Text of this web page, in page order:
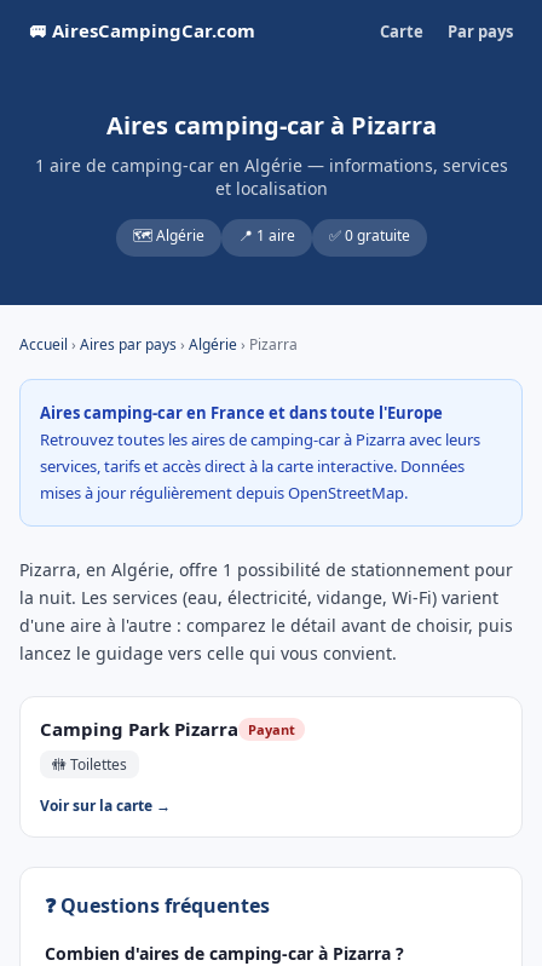
🚐 AiresCampingCar.com Carte Par pays
Aires camping-car à Pizarra
1 aire de camping-car en Algérie — informations, services
et localisation
🗺️ Algérie 📍 1 aire ✅ 0 gratuite
Accueil › Aires par pays› Algérie› Pizarra
Aires camping-car en France et dans toute l'Europe
Retrouvez toutes les aires de camping-car à Pizarra avec leurs
services, tarifs et accès direct à la carte interactive. Données
mises à jour régulièrement depuis OpenStreetMap.
Pizarra, en Algérie, offre 1 possibilité de stationnement pour
la nuit. Les services (eau, électricité, vidange, Wi-Fi) varient
d'une aire à l'autre : comparez le détail avant de choisir, puis
lancez le guidage vers celle qui vous convient.
Camping Park Pizarra Payant
🚻 Toilettes
Voir sur la carte →
❓ Questions fréquentes
Combien d'aires de camping-car à Pizarra ?